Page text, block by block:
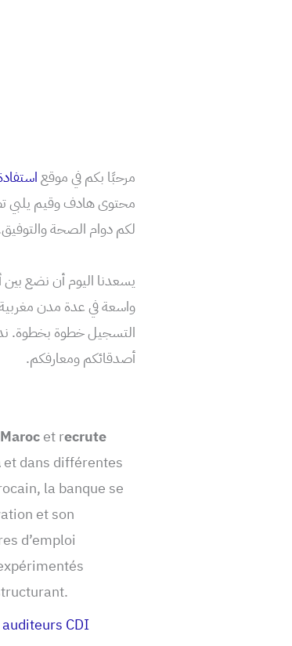
مرحبًا بكم في موقع
محتوى هادف وقيم يلبي
لكم دوام الصحة
واسعة في عدة مدن
التسجيل خطوة بخطوة.
أصدقائكم ومعارفكم.
et recrute
et dans différentes
la banque se
et son
d’emploi
CDI